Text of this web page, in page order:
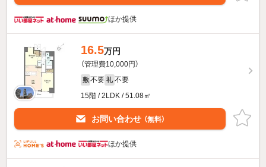
ほか提供
16.5万円
（管理費10,000円）
敷 不要 礼 不要
15階 / 2LDK / 51.08㎡
お問い合わせ （無料）
ほか提供